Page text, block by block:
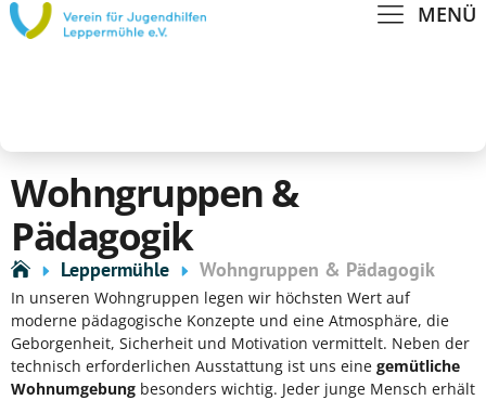
MENÜ
Wohngruppen &
Pädagogik
Leppermühle Wohngruppen & Pädagogik
In unseren Wohngruppen legen wir höchsten Wert auf
moderne pädagogische Konzepte und eine Atmosphäre, die
Geborgenheit, Sicherheit und Motivation vermittelt. Neben der
technisch erforderlichen Ausstattung ist uns eine gemütliche
Wohnumgebung besonders wichtig. Jeder junge Mensch erhält